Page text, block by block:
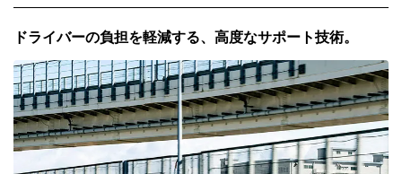
ドライバーの負担を軽減する、高度なサポート技術。